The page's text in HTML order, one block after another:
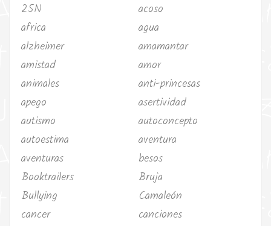
25N
acoso
africa
agua
alzheimer
amamantar
amistad
amor
animales
anti-princesas
apego
asertividad
autismo
autoconcepto
autoestima
aventura
aventuras
besos
Booktrailers
Bruja
Bullying
Camaleón
cancer
canciones